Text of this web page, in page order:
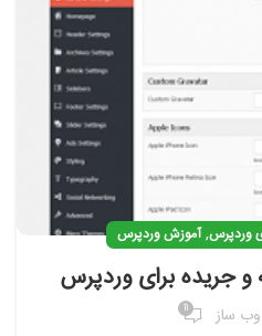
وردپرس,آموزش وردپرس
جریده برای وردپرس
ساز 11